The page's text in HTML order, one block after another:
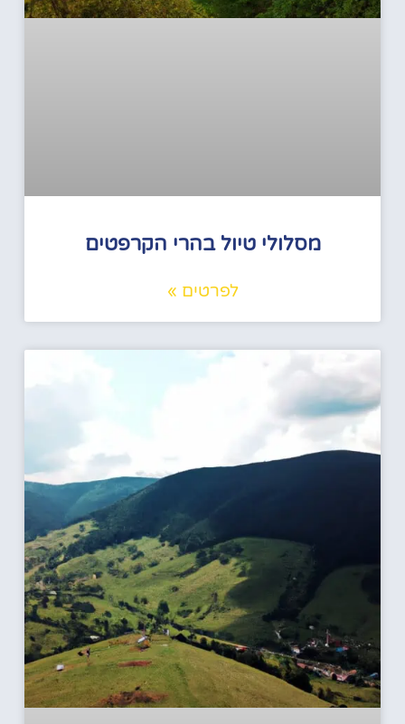
מסלולי טיול בהרי הקרפטים
לפרטים »